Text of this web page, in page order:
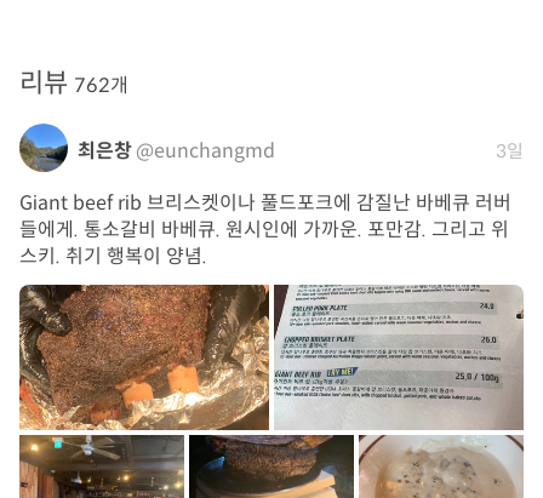
리뷰 762개
최은창@eunchangmd 3일
Giant beef rib 브리스켓이나 풀드포크에 감질난 바베큐 러버
들에게. 통소갈비 바베큐. 원시인에 가까운. 포만감. 그리고 위
스키. 취기 행복이 양념.